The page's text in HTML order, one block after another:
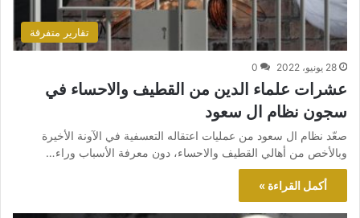
تقارير متفرقة
28 يونيو، 2022 0
عشرات علماء الدين من القطيف والاحساء في
سجون نظام ال سعود
صعّد نظام ال سعود من عمليات اعتقاله التعسفية في الآونة الأخيرة
وبالأخص من أهالي القطيف والاحساء، دون معرفة الأسباب وراء…
أكمل القراءة »